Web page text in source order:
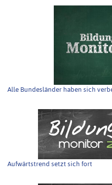
Alle Bundesländer haben sich
Aufwärtstrend setzt sich fort